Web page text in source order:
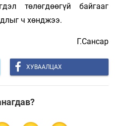
төлөгдөөгүй байгааг
ч хөнджээ.
Г.Сансар
ХУВААЛЦАХ